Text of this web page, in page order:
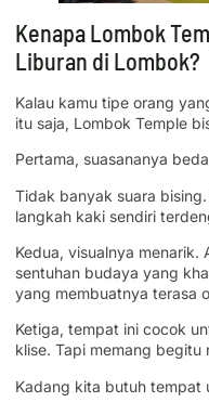
Kenapa Lombok
Liburan di Lombok?
Kalau kamu tipe orang
itu saja, Lombok Temple
Pertama, suasananya
Tidak banyak suara
langkah kaki sendiri
Kedua, visualnya
sentuhan budaya yang
yang membuatnya terasa
Ketiga, tempat ini cocok
klise. Tapi memang begitu
Kadang kita butuh tempat